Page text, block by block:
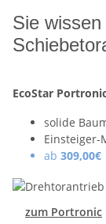
Sie
EcoStar
solide
Einsteiger-
ab 309,00€
zum Portronic